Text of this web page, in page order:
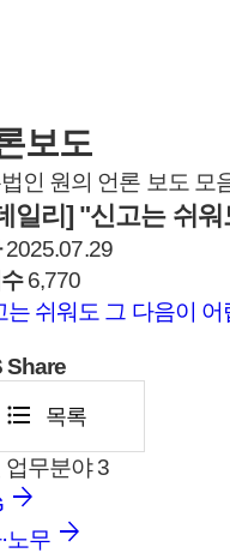
보도
인 원의 언론 보도 모
일리] "신고는 쉬
2025.07.29
6,770
는 쉬워도 그 다음이
Share
format_list_bulleted 목록
업무분야3
노무